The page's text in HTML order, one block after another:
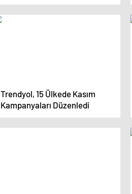
Trendyol, 15 Ülkede Kasım
Kampanyaları Düzenledi